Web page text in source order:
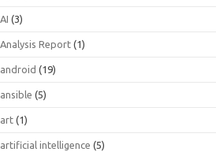
AI (3)
Analysis Report (1)
android (19)
ansible (5)
art (1)
artificial intelligence (5)